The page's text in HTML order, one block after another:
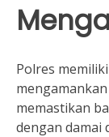
Polres
memastikan
dengan damai